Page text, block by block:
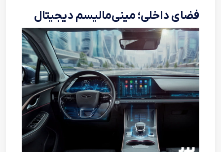
فضای داخلی؛ مینی‌مالیسم دیجیتال